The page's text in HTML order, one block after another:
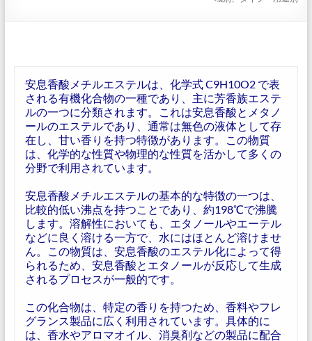
安息香酸メチルエステルは、化学式 C9H10O2 で表
される有機化合物の一種であり、主に芳香族エステ
ルの一つに分類されます。これは安息香酸とメタノ
ールのエステルであり、通常は無色の液体として存
在し、甘い香りを持つ特徴があります。この物質
は、化学的な性質や物理的な性質を活かして多くの
分野で利用されています。
安息香酸メチルエステルの基本的な特徴の一つは、
比較的低い沸点を持つことであり、約198℃で沸騰
します。溶解性においても、エタノールやエーテル
などに良く溶ける一方で、水にはほとんど溶けませ
ん。この物質は、安息香酸のエステル化によって得
られるため、安息香酸とエタノールが反応して生成
されるプロセスが一般的です。
この化合物は、特定の香りを持つため、香料やフレ
グランス製品に広く利用されています。具体的に
は、香水やアロマオイル、消臭剤などの製品に配合